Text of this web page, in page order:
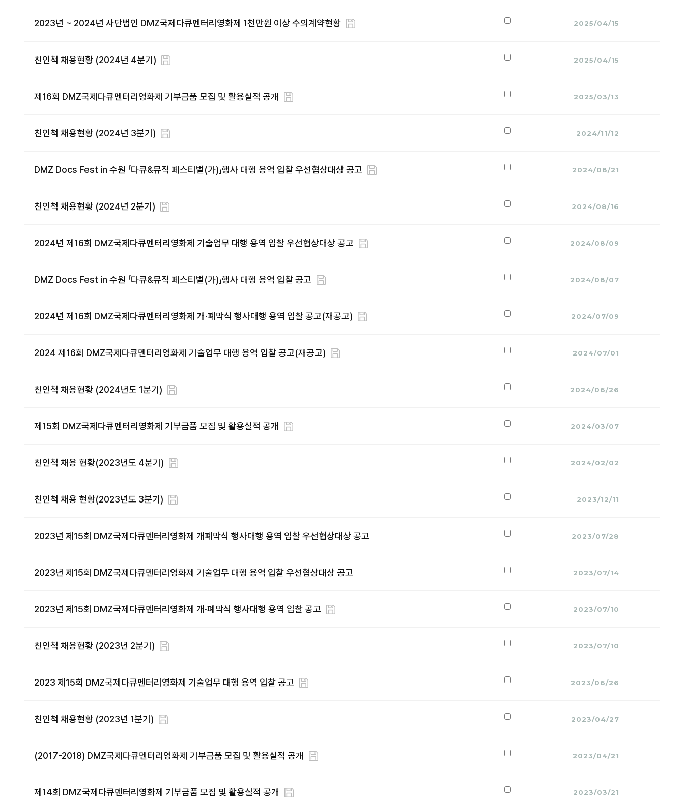
2023년 ~ 2024년 사단법인 DMZ국제다큐멘터리영화제 1천만원 이상 수의계약현황 2025/04/15
친인척 채용현황 (2024년 4분기) 2025/04/15
제16회 DMZ국제다큐멘터리영화제 기부금품 모집 및 활용실적 공개 2025/03/13
친인척 채용현황 (2024년 3분기) 2024/11/12
DMZ Docs Fest in 수원 「다큐&뮤직 페스티벌(가)」행사 대행 용역 입찰 우선협상대상 공고 2024/08/21
친인척 채용현황 (2024년 2분기) 2024/08/16
2024년 제16회 DMZ국제다큐멘터리영화제 기술업무 대행 용역 입찰 우선협상대상 공고 2024/08/09
DMZ Docs Fest in 수원 「다큐&뮤직 페스티벌(가)」행사 대행 용역 입찰 공고 2024/08/07
2024년 제16회 DMZ국제다큐멘터리영화제 개·폐막식 행사대행 용역 입찰 공고(재공고) 2024/07/09
2024 제16회 DMZ국제다큐멘터리영화제 기술업무 대행 용역 입찰 공고(재공고) 2024/07/01
친인척 채용현황 (2024년도 1분기) 2024/06/26
제15회 DMZ국제다큐멘터리영화제 기부금품 모집 및 활용실적 공개 2024/03/07
친인척 채용 현황(2023년도 4분기) 2024/02/02
친인척 채용 현황(2023년도 3분기) 2023/12/11
2023년 제15회 DMZ국제다큐멘터리영화제 개폐막식 행사대행 용역 입찰 우선협상대상 공고 2023/07/28
2023년 제15회 DMZ국제다큐멘터리영화제 기술업무 대행 용역 입찰 우선협상대상 공고 2023/07/14
2023년 제15회 DMZ국제다큐멘터리영화제 개·폐막식 행사대행 용역 입찰 공고 2023/07/10
친인척 채용현황 (2023년 2분기) 2023/07/10
2023 제15회 DMZ국제다큐멘터리영화제 기술업무 대행 용역 입찰 공고 2023/06/26
친인척 채용현황 (2023년 1분기) 2023/04/27
(2017-2018) DMZ국제다큐멘터리영화제 기부금품 모집 및 활용실적 공개 2023/04/21
제14회 DMZ국제다큐멘터리영화제 기부금품 모집 및 활용실적 공개 2023/03/21